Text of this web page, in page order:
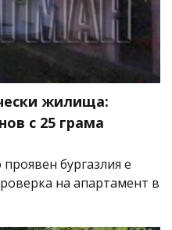
жилища:
с 25 грама
бургазлия е
на апартамент в